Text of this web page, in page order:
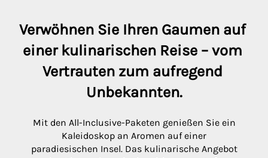
Verwöhnen Sie Ihren Gaumen auf
einer kulinarischen Reise – vom
Vertrauten zum aufregend
Unbekannten.
Mit den All-Inclusive-Paketen genießen Sie ein
Kaleidoskop an Aromen auf einer
paradiesischen Insel. Das kulinarische Angebot